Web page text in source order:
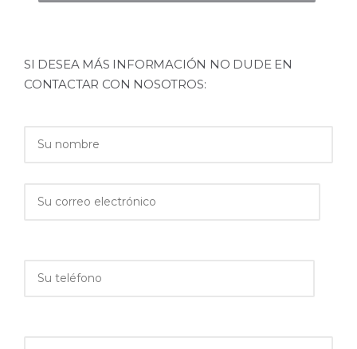
SI DESEA MÁS INFORMACIÓN NO DUDE EN
CONTACTAR CON NOSOTROS: